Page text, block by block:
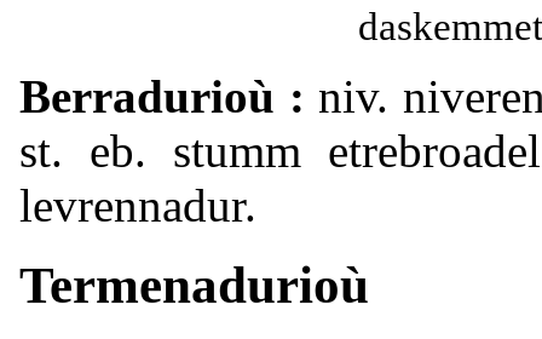
Berradurioù : niv.
st. eb. stumm
levrennadur.
Termenadurioù